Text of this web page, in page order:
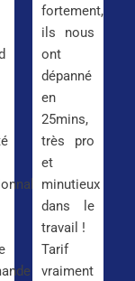
fortement,
ils nous
ont
dépanné
en
25mins,
très pro
et
minutieux
dans le
travail !
Tarif
vraiment